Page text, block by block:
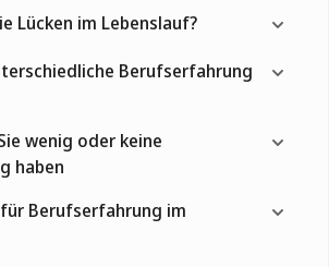
Lücken im Lebenslauf?
Berufserfahrung
wenig oder keine
haben
Berufserfahrung im